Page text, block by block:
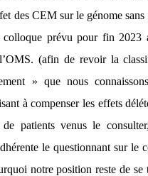
des CEM sur le génome sans
colloque prévu pour fin
(afin de revoir la
» que nous
à compenser les effets
patients venus le
le questionnant sur le
notre position reste de se